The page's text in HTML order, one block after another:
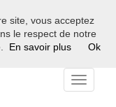
de la location en
Toggle
site, vous acceptez
le respect de notre
En savoir plus Ok